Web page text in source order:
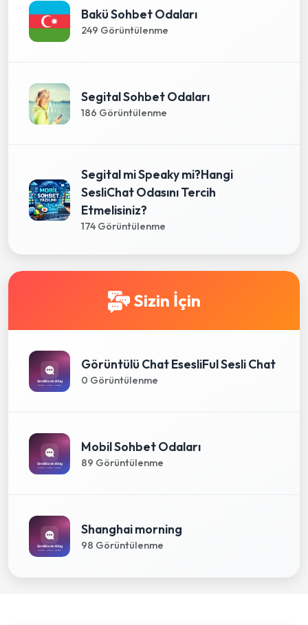
Bakü Sohbet Odaları
249 Görüntülenme
Segital Sohbet Odaları
186 Görüntülenme
Segital mi Speaky mi?Hangi
SesliChat Odasını Tercih
Etmelisiniz?
174 Görüntülenme
Sizin İçin
Görüntülü Chat EsesliFul Sesli Chat
0 Görüntülenme
Mobil Sohbet Odaları
89 Görüntülenme
Shanghai morning
98 Görüntülenme